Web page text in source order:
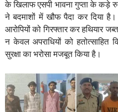
के खिलाफ एसपी भावना गुप्ता के कड़े
ने बदमाशों में खौफ पैदा कर दिया
आरोपियों को गिरफ्तार कर हथियार
न केवल अपराधियों को हतोत्साहित
सुरक्षा का भरोसा मजबूत किया है।